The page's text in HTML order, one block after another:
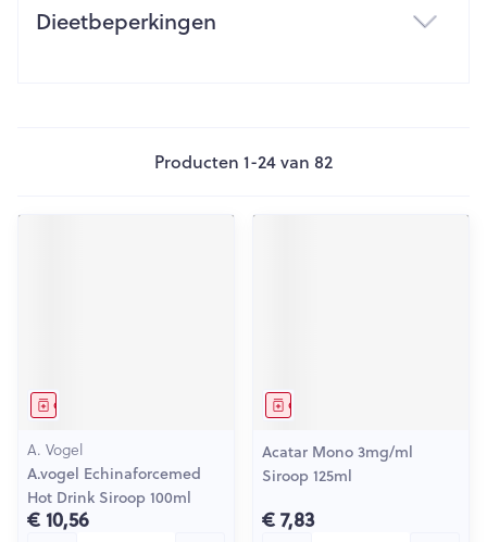
Dieetbeperkingen
Producten 1-24van 82
Geneesmiddel
A. Vogel
A.vogel Echinaforcemed
Hot Drink Siroop 100ml
€ 10,56
Geneesmiddel
Acatar Mono 3mg/ml
Siroop 125ml
€ 7,83